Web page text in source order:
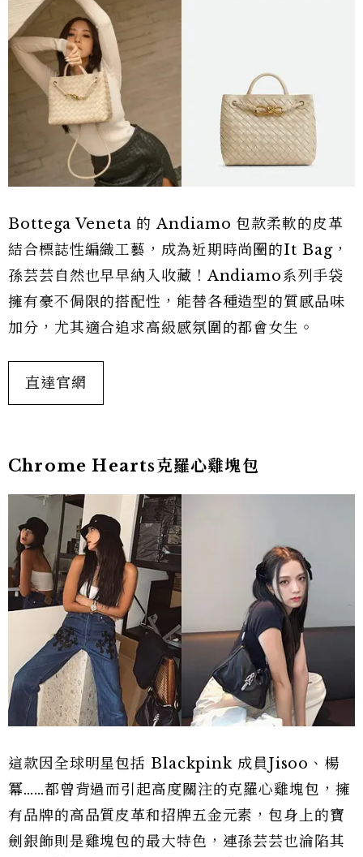
Bottega Veneta 的 Andiamo 包款柔軟的皮革
結合標誌性編織工藝，成為近期時尚圈的It Bag，
孫芸芸自然也早早納入收藏！Andiamo系列手袋
擁有豪不侷限的搭配性，能替各種造型的質感品味
加分，尤其適合追求高級感氛圍的都會女生。
直達官網
Chrome Hearts克羅心雞塊包
這款因全球明星包括 Blackpink 成員Jisoo、楊
冪……都曾背過而引起高度關注的克羅心雞塊包，擁
有品牌的高品質皮革和招牌五金元素，包身上的寶
劍銀飾則是雞塊包的最大特色，連孫芸芸也淪陷其